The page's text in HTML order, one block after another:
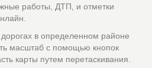
работы, ДТП, и отметки
в определенном районе
масштаб с помощью кнопок
карты путем перетаскивания.